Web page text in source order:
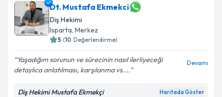
Dt. Mustafa Ekmekci
Diş Hekimi
Isparta, Merkez
5 (10 Değerlendirme)
Yaşadığım sorunun ve sürecinin nasıl ilerliyeceği
detaylıca anlatılması, karşılanma vs....
Devamı
Diş Hekimi Mustafa Ekmekçi Haritada Göster